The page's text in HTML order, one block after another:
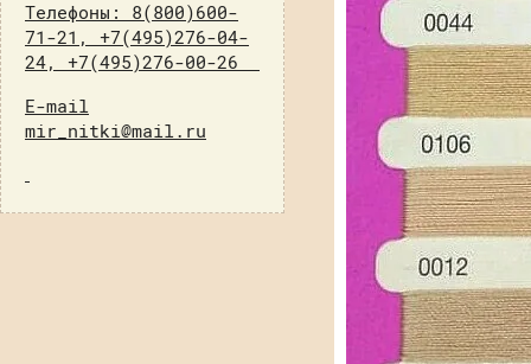
Телефоны: 8(800)600-
71-21, +7(495)276-04-
24, +7(495)276-00-26
E-mail
mir_nitki@mail.ru